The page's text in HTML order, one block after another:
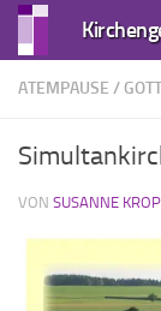
Zum Inhalt
ATEMPAUSE /
VON SUSANNE